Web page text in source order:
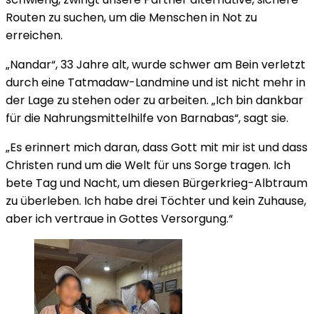
Routen zu suchen, um die Menschen in Not zu
erreichen.
„Nandar“, 33 Jahre alt, wurde schwer am Bein verletzt
durch eine Tatmadaw-Landmine und ist nicht mehr in
der Lage zu stehen oder zu arbeiten. „Ich bin dankbar
für die Nahrungsmittelhilfe von Barnabas“, sagt sie.
„Es erinnert mich daran, dass Gott mit mir ist und dass
Christen rund um die Welt für uns Sorge tragen. Ich
bete Tag und Nacht, um diesen Bürgerkrieg-Albtraum
zu überleben. Ich habe drei Töchter und kein Zuhause,
aber ich vertraue in Gottes Versorgung.“